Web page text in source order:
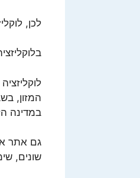
לכן,
המזון,
במדינה
גם אתר
שונים,